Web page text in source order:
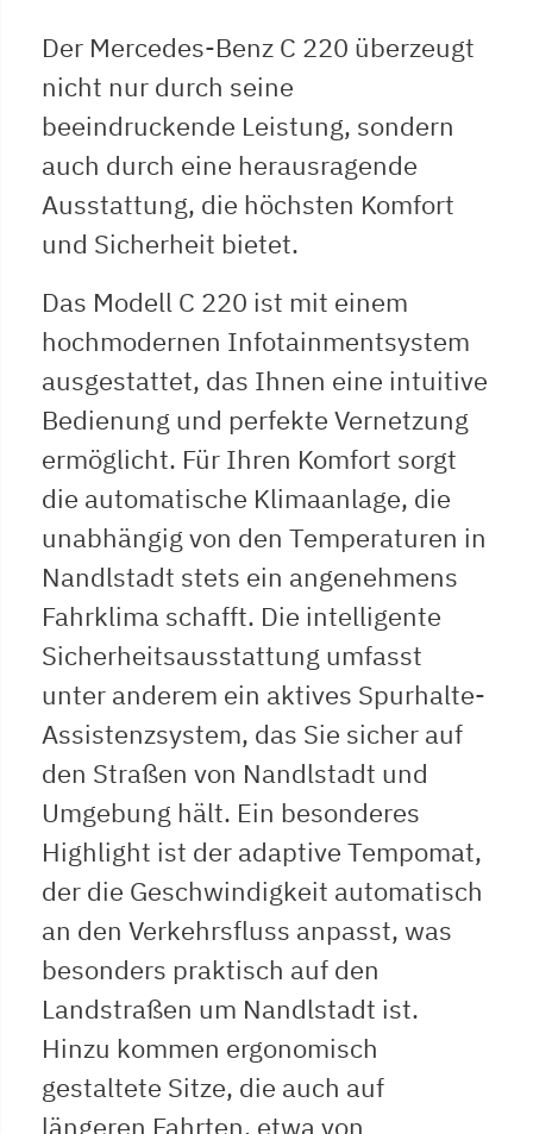
Der Mercedes-Benz C 220 überzeugt
nicht nur durch seine
beeindruckende Leistung, sondern
auch durch eine herausragende
Ausstattung, die höchsten Komfort
und Sicherheit bietet.
Das Modell C 220 ist mit einem
hochmodernen Infotainmentsystem
ausgestattet, das Ihnen eine intuitive
Bedienung und perfekte Vernetzung
ermöglicht. Für Ihren Komfort sorgt
die automatische Klimaanlage, die
unabhängig von den Temperaturen in
Nandlstadt stets ein angenehmens
Fahrklima schafft. Die intelligente
Sicherheitsausstattung umfasst
unter anderem ein aktives Spurhalte-
Assistenzsystem, das Sie sicher auf
den Straßen von Nandlstadt und
Umgebung hält. Ein besonderes
Highlight ist der adaptive Tempomat,
der die Geschwindigkeit automatisch
an den Verkehrsfluss anpasst, was
besonders praktisch auf den
Landstraßen um Nandlstadt ist.
Hinzu kommen ergonomisch
gestaltete Sitze, die auch auf
längeren Fahrten, etwa von